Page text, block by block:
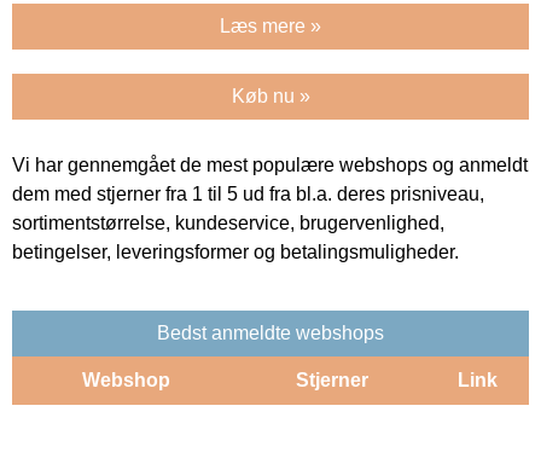
Læs mere »
Køb nu »
Vi har gennemgået de mest populære webshops og anmeldt
dem med stjerner fra 1 til 5 ud fra bl.a. deres prisniveau,
sortimentstørrelse, kundeservice, brugervenlighed,
betingelser, leveringsformer og betalingsmuligheder.
Bedst anmeldte webshops
Webshop Stjerner Link